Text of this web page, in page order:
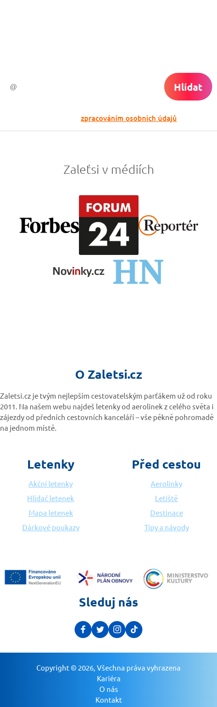
Hlídat
zpracováním osobních údajů
Zaleťsi v médiích
O Zaletsi.cz
Zaletsi.cz je tvým nejlepším cestovatelským parťákem už od roku
2011. Na našem webu najdeš letenky od aerolinek z celého světa i
zájezdy od předních cestovních kanceláří – vše pěkně pohromadě
na jednom místě.
Letenky
Akční letenky
Hlídač letenek
Mapa letenek
Dárkové poukazy
Před cestou
Aerolinky
Letiště
Destinace
Tipy a návody
Sleduj nás
Copyright © 2026, Všechna práva vyhrazena
Kariéra
O nás
Kontakt